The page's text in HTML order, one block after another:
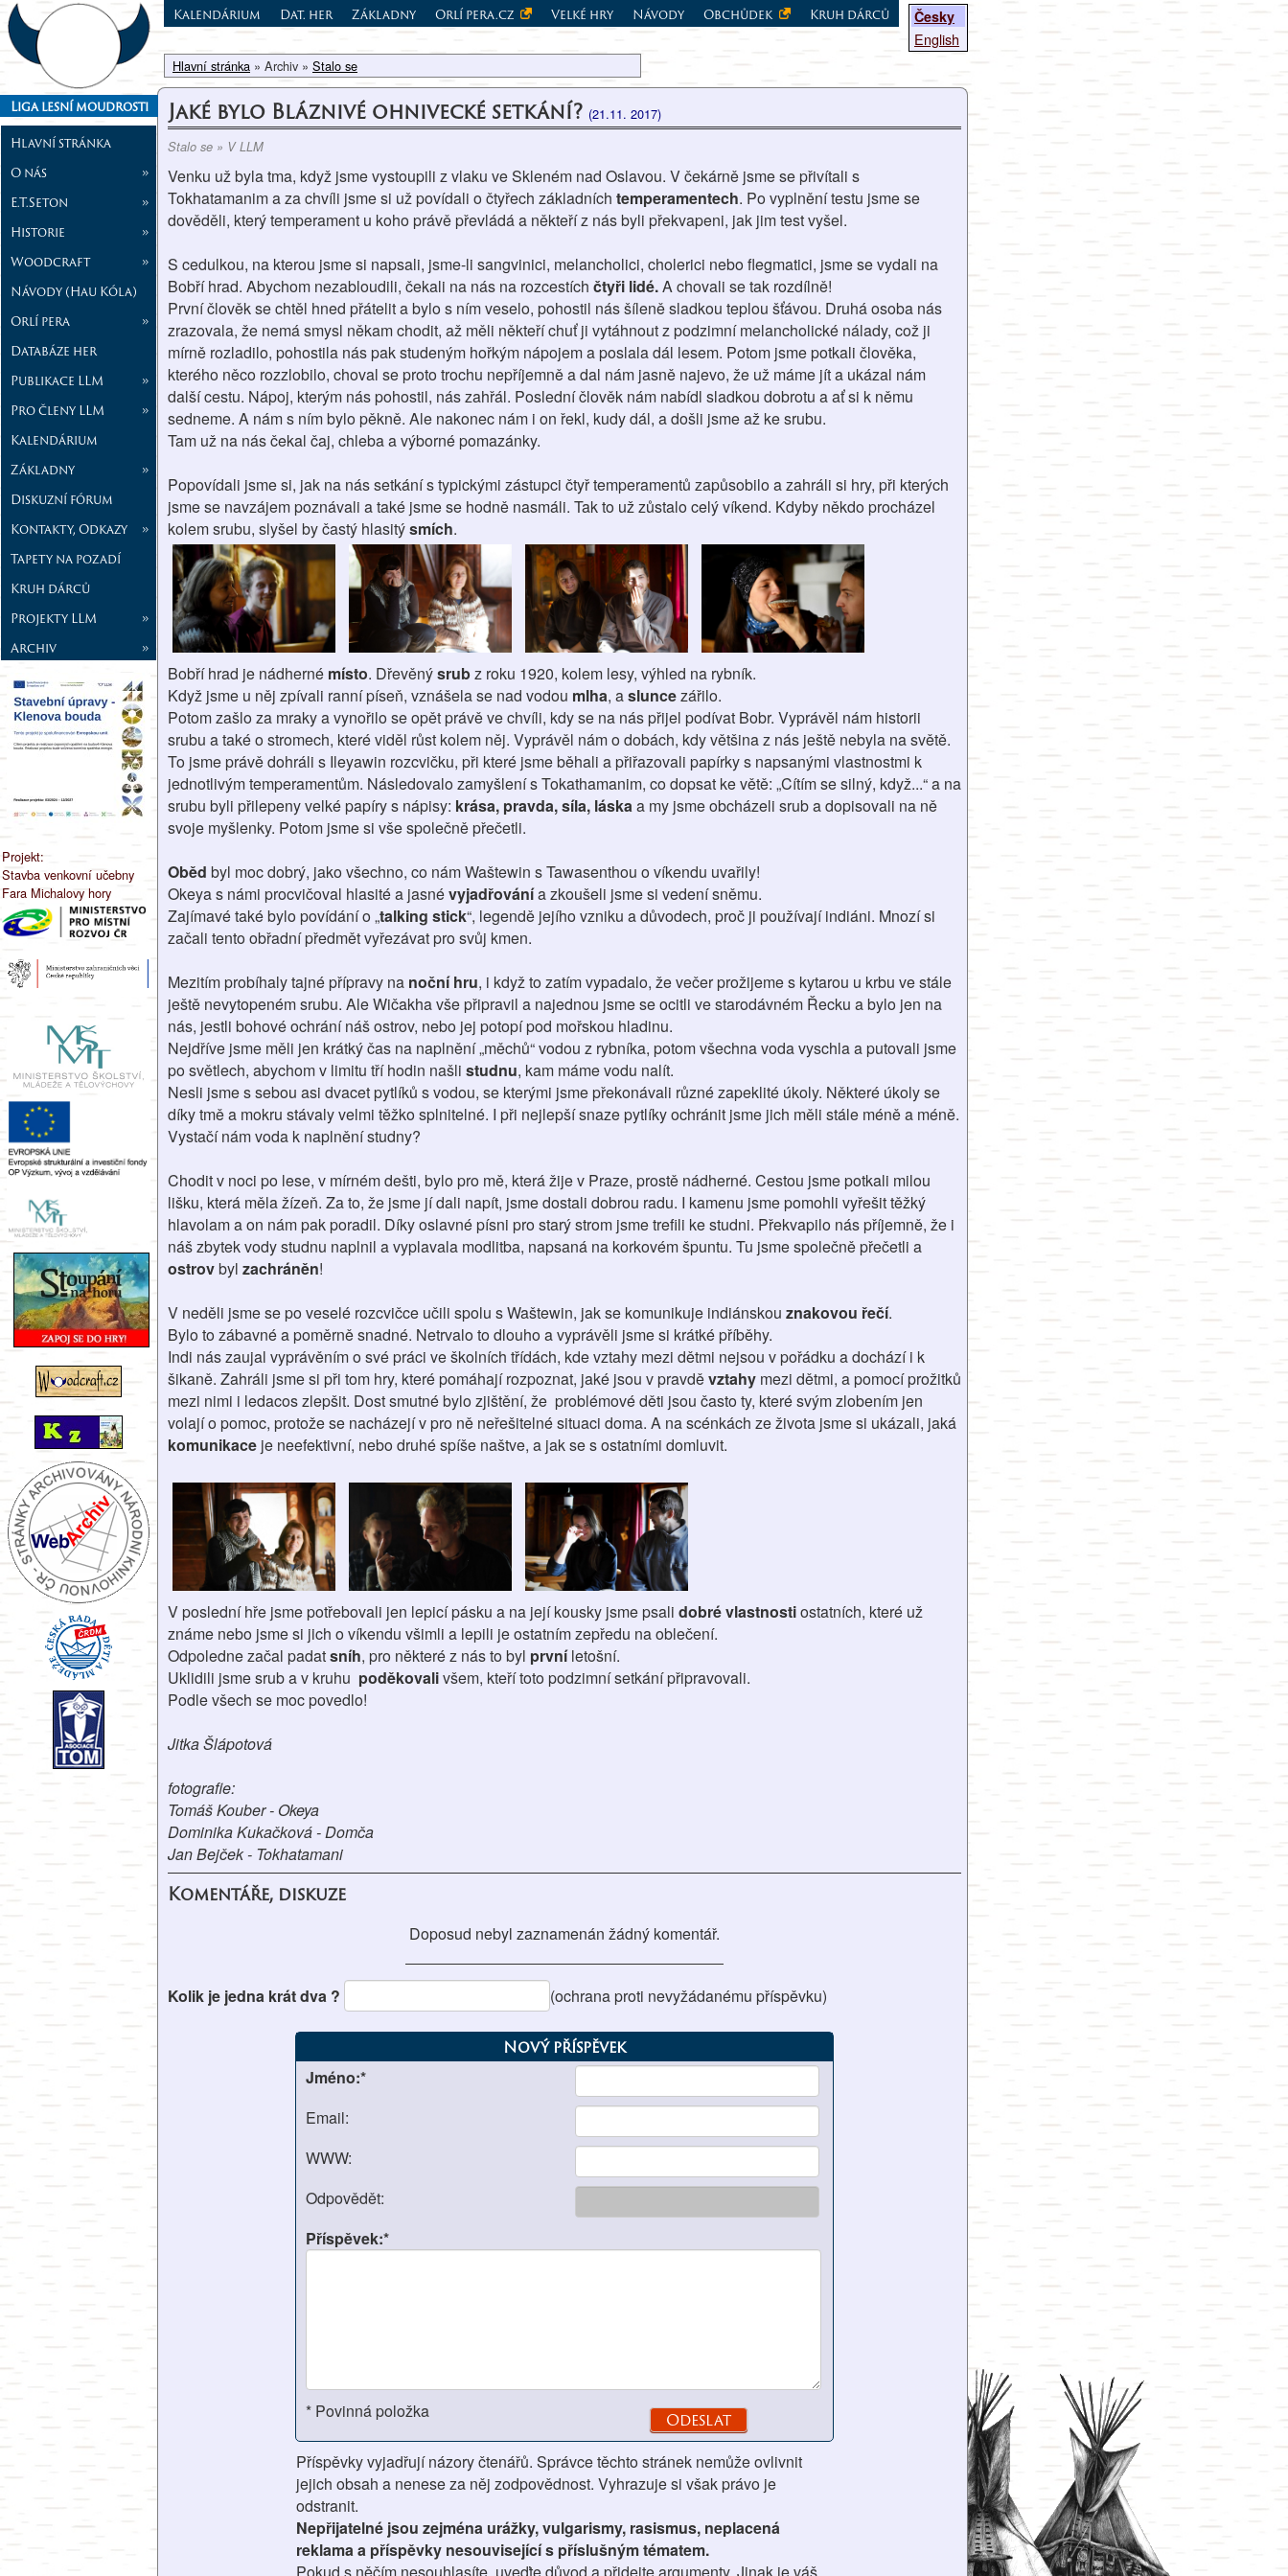
Liga lesní moudrosti
Hlavní stránka
O nás
»
E.T.Seton
»
Historie
»
Woodcraft
»
Návody (Hau Kóla)
Orlí pera
»
Databáze her
Publikace LLM
»
Pro členy LLM
»
Kalendárium
Základny
»
Diskuzní fórum
Kontakty, Odkazy
»
Tapety na pozadí
Kruh dárců
Projekty LLM
»
Archiv
»
Projekt:
Stavba venkovní učebny
Fara Michalovy hory
Česky
English
Kalendárium Dat. her Základny Orlí pera.cz Velké hry Návody Obchůdek Kruh dárců
Hlavní stránka » Archiv » Stalo se
Jaké bylo Bláznivé ohnivecké setkání? (21.11. 2017)
Stalo se » V LLM
Venku už byla tma, když jsme vystoupili z vlaku ve Skleném nad Oslavou. V čekárně jsme se přivítali s
Tokhatamanim a za chvíli jsme si už povídali o čtyřech základních temperamentech. Po vyplnění testu jsme se
dověděli, který temperament u koho právě převládá a někteří z nás byli překvapeni, jak jim test vyšel.
S cedulkou, na kterou jsme si napsali, jsme-li sangvinici, melancholici, cholerici nebo flegmatici, jsme se vydali na
Bobří hrad. Abychom nezabloudili, čekali na nás na rozcestích čtyři lidé.A chovali se tak rozdílně!
První člověk se chtěl hned přátelit a bylo s ním veselo, pohostil nás šíleně sladkou teplou šťávou. Druhá osoba nás
zrazovala, že nemá smysl někam chodit, až měli někteří chuť ji vytáhnout z podzimní melancholické nálady, což ji
mírně rozladilo, pohostila nás pak studeným hořkým nápojem a poslala dál lesem. Potom jsme potkali člověka,
kterého něco rozzlobilo, choval se proto trochu nepříjemně a dal nám jasně najevo, že už máme jít a ukázal nám
další cestu. Nápoj, kterým nás pohostil, nás zahřál. Poslední člověk nám nabídl sladkou dobrotu a ať si k němu
sedneme. A nám s ním bylo pěkně. Ale nakonec nám i on řekl, kudy dál, a došli jsme až ke srubu.
Tam už na nás čekal čaj, chleba a výborné pomazánky.
Popovídali jsme si, jak na nás setkání s typickými zástupci čtyř temperamentů zapůsobilo a zahráli si hry, při kterých
jsme se navzájem poznávali a také jsme se hodně nasmáli. Tak to už zůstalo celý víkend. Kdyby někdo procházel
kolem srubu, slyšel by častý hlasitýsmích.
Bobří hrad je nádherné místo. Dřevěnýsrubz roku 1920, kolem lesy, výhled na rybník.
Když jsme u něj zpívali ranní píseň, vznášela se nad vodou mlha, asluncezářilo.
Potom zašlo za mraky a vynořilo se opět právě ve chvíli, kdy se na nás přijel podívat Bobr. Vyprávěl nám historii
srubu a také o stromech, které viděl růst kolem něj. Vyprávěl nám o dobách, kdy většina z nás ještě nebyla na světě.
To jsme právě dohráli s Ileyawin rozcvičku, při které jsme běhali a přiřazovali papírky s napsanými vlastnostmi k
jednotlivým temperamentům. Následovalo zamyšlení s Tokathamanim, co dopsat ke větě: „Cítím se silný, když...“ a na
srubu byli přilepeny velké papíry s nápisy: krása, pravda, síla, láskaa my jsme obcházeli srub a dopisovali na ně
svoje myšlenky. Potom jsme si vše společně přečetli.
Oběd byl moc dobrý, jako všechno, co nám Waštewin s Tawasenthou o víkendu uvařily!
Okeya s námi procvičoval hlasité a jasnévyjadřovánía zkoušeli jsme si vedení sněmu.
Zajímavé také bylo povídání o „talking stick“, legendě jejího vzniku a důvodech, proč ji používají indiáni. Mnozí si
začali tento obřadní předmět vyřezávat pro svůj kmen.
Mezitím probíhaly tajné přípravy na noční hru, i když to zatím vypadalo, že večer prožijeme s kytarou u krbu ve stále
ještě nevytopeném srubu. Ale Wičakha vše připravil a najednou jsme se ocitli ve starodávném Řecku a bylo jen na
nás, jestli bohové ochrání náš ostrov, nebo jej potopí pod mořskou hladinu.
Nejdříve jsme měli jen krátký čas na naplnění „měchů“ vodou z rybníka, potom všechna voda vyschla a putovali jsme
po světlech, abychom v limitu tří hodin našli studnu, kam máme vodu nalít.
Nesli jsme s sebou asi dvacet pytlíků s vodou, se kterými jsme překonávali různé zapeklité úkoly. Některé úkoly se
díky tmě a mokru stávaly velmi těžko splnitelné. I při nejlepší snaze pytlíky ochránit jsme jich měli stále méně a méně.
Vystačí nám voda k naplnění studny?
Chodit v noci po lese, v mírném dešti, bylo pro mě, která žije v Praze, prostě nádherné. Cestou jsme potkali milou
lišku, která měla žízeň. Za to, že jsme jí dali napít, jsme dostali dobrou radu. I kamenu jsme pomohli vyřešit těžký
hlavolam a on nám pak poradil. Díky oslavné písni pro starý strom jsme trefili ke studni. Překvapilo nás příjemně, že i
náš zbytek vody studnu naplnil a vyplavala modlitba, napsaná na korkovém špuntu. Tu jsme společně přečetli a
ostrovbyl zachráněn!
V neděli jsme se po veselé rozcvičce učili spolu s Waštewin, jak se komunikuje indiánskou znakovou řečí.
Bylo to zábavné a poměrně snadné. Netrvalo to dlouho a vyprávěli jsme si krátké příběhy.
Indi nás zaujal vyprávěním o své práci ve školních třídách, kde vztahy mezi dětmi nejsou v pořádku a dochází i k
šikaně. Zahráli jsme si při tom hry, které pomáhají rozpoznat, jaké jsou v pravděvztahy mezi dětmi, a pomocí prožitků
mezi nimi i ledacos zlepšit. Dost smutné bylo zjištění, že problémové děti jsou často ty, které svým zlobením jen
volají o pomoc, protože se nacházejí v pro ně neřešitelné situaci doma. A na scénkách ze života jsme si ukázali, jaká
komunikace je neefektivní, nebo druhé spíše naštve, a jak se s ostatními domluvit.
V poslední hře jsme potřebovali jen lepicí pásku a na její kousky jsme psali dobré vlastnostiostatních, které už
známe nebo jsme si jich o víkendu všimli a lepili je ostatním zepředu na oblečení.
Odpoledne začal padatsníh, pro některé z nás to byl prvníletošní.
Uklidili jsme srub a v kruhu poděkovalivšem, kteří toto podzimní setkání připravovali.
Podle všech se moc povedlo!
Jitka Šlápotová
fotografie:
Tomáš Kouber - Okeya
Dominika Kukačková - Domča
Jan Bejček - Tokhatamani
Komentáře, diskuze
Doposud nebyl zaznamenán žádný komentář.
Kolik je jedna krát dva ? (ochrana proti nevyžádanému příspěvku)
Nový příspěvek
Jméno:*
Email:
WWW:
Odpovědět:
Příspěvek:*
* Povinná položka
Příspěvky vyjadřují názory čtenářů. Správce těchto stránek nemůže ovlivnit
jejich obsah a nenese za něj zodpovědnost. Vyhrazuje si však právo je
odstranit.
Nepřijatelné jsou zejména urážky, vulgarismy, rasismus, neplacená
reklama a příspěvky nesouvisející s příslušným tématem.
Pokud s něčím nesouhlasíte, uveďte důvod a přidejte argumenty. Jinak je váš